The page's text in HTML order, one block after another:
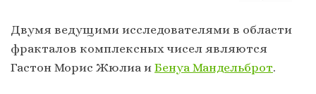
Двумя ведущими исследователями в области
фракталов комплексных чисел являются
Гастон Морис Жюлиа и Бенуа Мандельброт.